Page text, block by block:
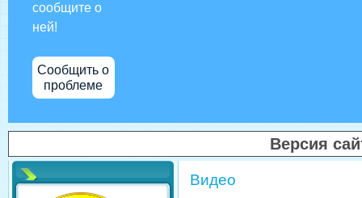
сообщите о
ней!
Сообщить о
проблеме
Версия
Видео